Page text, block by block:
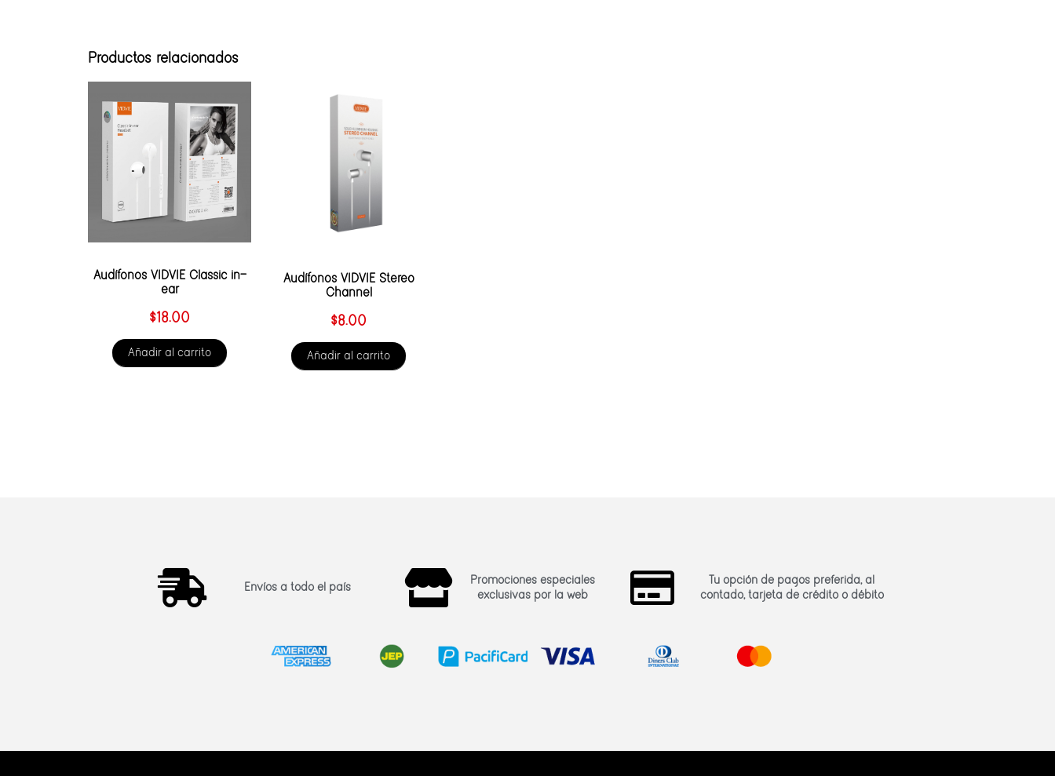
Productos relacionados
Audífonos VIDVIE Classic in-
ear
$18.00
Añadir al carrito
Audífonos VIDVIE Stereo
Channel
$8.00
Añadir al carrito
Envíos a todo el país
Promociones especiales
exclusivas por la web
Tu opción de pagos preferida, al
contado, tarjeta de crédito o débito